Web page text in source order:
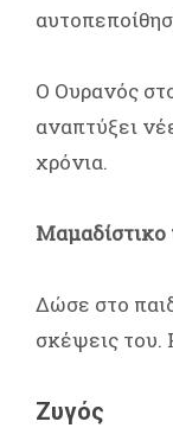
Ο Ουρανός
αναπτύξει
χρόνια.
Δώσε στο
σκέψεις του.
Ζυγός